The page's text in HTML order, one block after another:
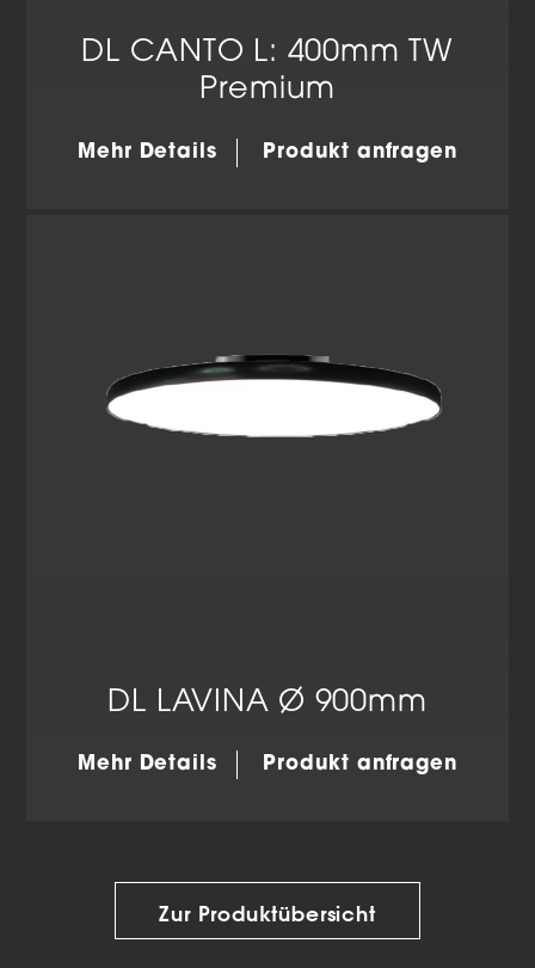
DL CANTO L: 400mm TW
Premium
Mehr Details Produkt anfragen
DL LAVINA Ø 900mm
Mehr Details Produkt anfragen
Zur Produktübersicht